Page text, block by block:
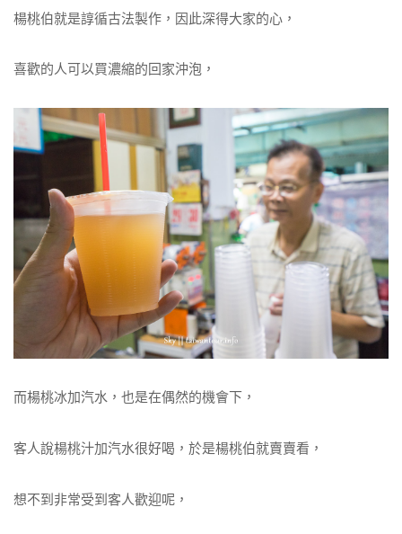
楊桃伯就是諄循古法製作，因此深得大家的心，
喜歡的人可以買濃縮的回家沖泡，
而楊桃冰加汽水，也是在偶然的機會下，
客人說楊桃汁加汽水很好喝，於是楊桃伯就賣賣看，
想不到非常受到客人歡迎呢，